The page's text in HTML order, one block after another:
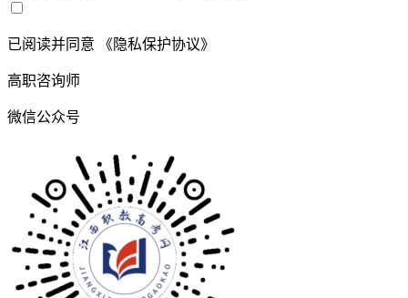
已阅读并同意 《隐私保护协议》
高职咨询师
微信公众号